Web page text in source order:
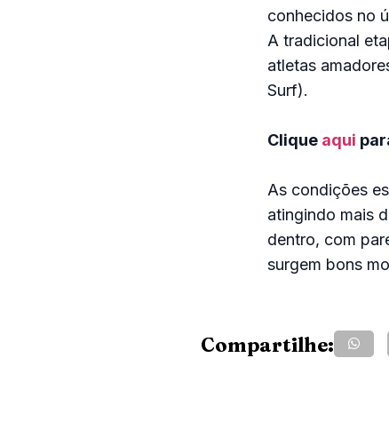
conhecidos no
A tradicional
atletas
Surf).
Clique aqui
As condições
atingindo mais
dentro, com
surgem bons
Compartilhe: